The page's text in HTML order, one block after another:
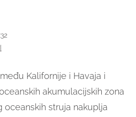
Kalifornije i Havaja i
akumulacijskih zona
oceanskih struja nakuplja